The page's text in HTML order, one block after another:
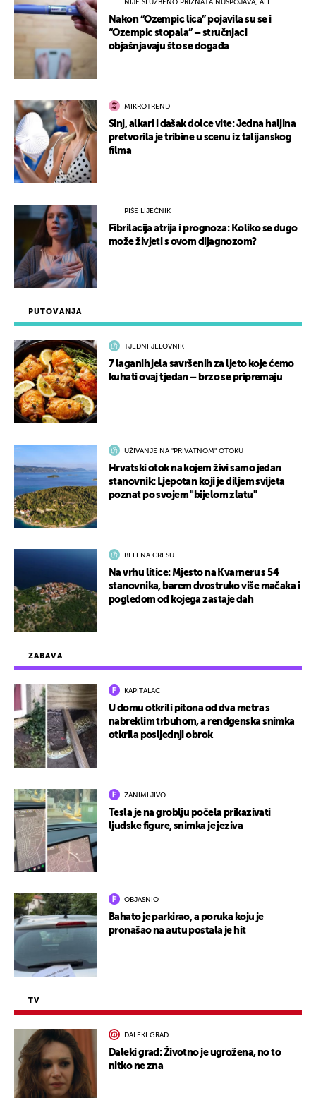
ZABAVA
KAPITALAC
U domu otkrili pitona od dva metra s
nabreklim trbuhom, a rendgenska snimka
otkrila posljednji obrok
ZANIMLJIVO
Tesla je na groblju počela prikazivati
ljudske figure, snimka je jeziva
OBJASNIO
Bahato je parkirao, a poruka koju je
pronašao na autu postala je hit
TV
DALEKI GRAD
Daleki grad: Životno je ugrožena, no to
nitko ne zna
PUTOVANJA
TJEDNI JELOVNIK
7 laganih jela savršenih za ljeto koje ćemo
kuhati ovaj tjedan – brzo se pripremaju
UŽIVANJE NA "PRIVATNOM" OTOKU
Hrvatski otok na kojem živi samo jedan
stanovnik: Ljepotan koji je diljem svijeta
poznat po svojem "bijelom zlatu"
BELI NA CRESU
Na vrhu litice: Mjesto na Kvarneru s 54
stanovnika, barem dvostruko više mačaka i
pogledom od kojega zastaje dah
NIJE SLUŽBENO PRIZNATA NUSPOJAVA, ALI ...
Nakon “Ozempic lica” pojavila su se i
“Ozempic stopala” – stručnjaci
objašnjavaju što se događa
MIKROTREND
Sinj, alkari i dašak dolce vite: Jedna haljina
pretvorila je tribine u scenu iz talijanskog
filma
PIŠE LIJEČNIK
Fibrilacija atrija i prognoza: Koliko se dugo
može živjeti s ovom dijagnozom?